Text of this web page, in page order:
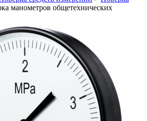
манометров общетехнических